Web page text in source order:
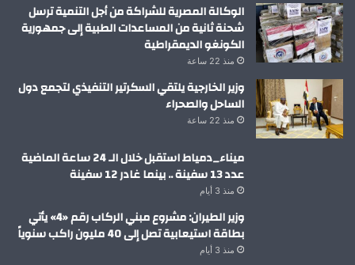
الوكالة المصرية للشراكة من أجل التنمية ترسل
شحنة ثانية من المساعدات الطبية إلى جمهورية
الكونغو الديمقراطية
منذ 22 ساعة
وزير الخارجية يلتقي السكرتير التنفيذي لتجمع دول
الساحل والصحراء
منذ 22 ساعة
ميناء_دمياط استقبل خلال الـ 24 ساعة الماضية
عدد 13 سفينة .. بينما غادر 12 سفينة
منذ 3 أيام
وزير الطيران: مشروع مبني الركاب رقم «4» يأتي
بطاقة استيعابية تصل إلى 40 مليون راكب سنوياً
منذ 3 أيام